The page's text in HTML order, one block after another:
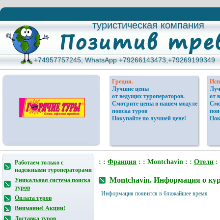
туристическая компания
туристическая компания
+74957757245, WhatsApp +79266143473,+79269199349
+74957757245, WhatsApp +79266143473,+79269199349
Греция.
Лучшие цены
от ведущих туроператоров.
Смотрите цены в нашем модуле
поиска туров
Покупайте по лучшей цене!
от
Работаем только с
надежными туроператорами
Уникальная система поиска
туров
Оплата туров
Внимание! Акции!
Доставка туров
: : Франция : : Montchavin : : Отели :
Montchavin. Информация о
Информация появится в ближайшее время